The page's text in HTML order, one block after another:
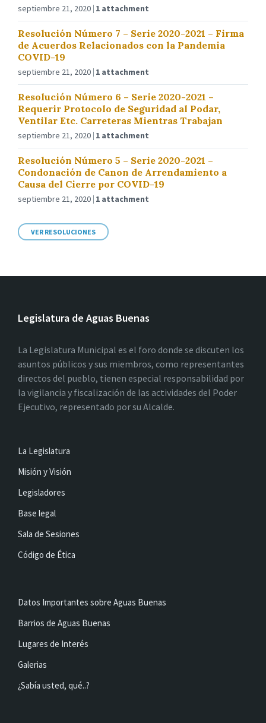
septiembre 21, 2020 1 attachment
Resolución Número 7 – Serie 2020-2021 – Firma
de Acuerdos Relacionados con la Pandemia
COVID-19
septiembre 21, 2020 1 attachment
Resolución Número 6 – Serie 2020-2021 –
Requerir Protocolo de Seguridad al Podar,
Ventilar Etc. Carreteras Mientras Trabajan
septiembre 21, 2020 1 attachment
Resolución Número 5 – Serie 2020-2021 –
Condonación de Canon de Arrendamiento a
Causa del Cierre por COVID-19
septiembre 21, 2020 1 attachment
VER RESOLUCIONES
Legislatura de Aguas Buenas
La Legislatura Municipal es el foro donde se discuten los
asuntos públicos y sus miembros, como representantes
directos del pueblo, tienen especial responsabilidad por
la vigilancia y fiscalización de las actividades del Poder
Ejecutivo, representado por su Alcalde.
La Legislatura
Misión y Visión
Legisladores
Base legal
Sala de Sesiones
Código de Ética
Datos Importantes sobre Aguas Buenas
Barrios de Aguas Buenas
Lugares de Interés
Galerias
¿Sabía usted, qué..?